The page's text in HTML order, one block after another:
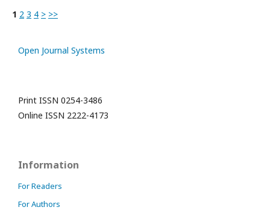
1 2 3 4 > >>
Open Journal Systems
Print ISSN 0254-3486
Online ISSN 2222-4173
Information
For Readers
For Authors